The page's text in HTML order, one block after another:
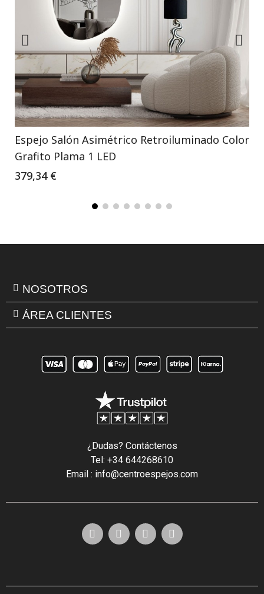
Espejo Salón Asimétrico Retroiluminado Color
Grafito Plama 1 LED
379,34 €
NOSOTROS
ÁREA CLIENTES
¿Dudas? Contáctenos
Tel: +34 644268610
Email : info@centroespejos.com